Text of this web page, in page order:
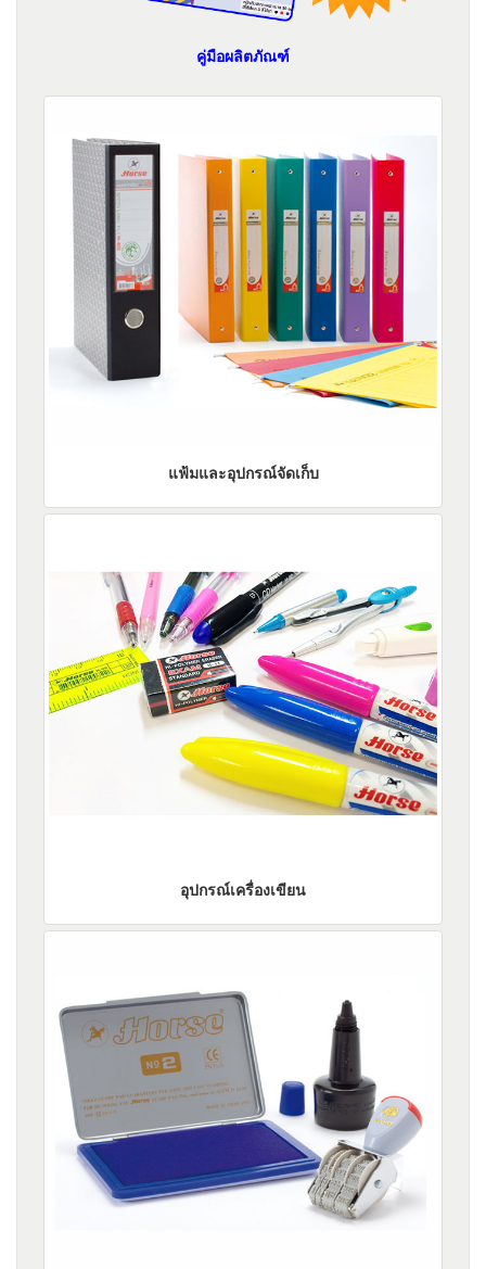
คู่มือผลิตภัณฑ์
แฟ้มและอุปกรณ์จัดเก็บ
อุปกรณ์เครื่องเขียน